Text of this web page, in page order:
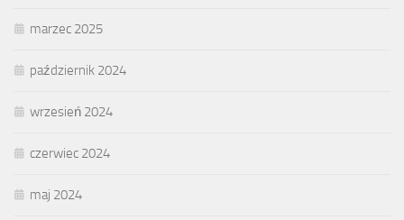
marzec 2025
październik 2024
wrzesień 2024
czerwiec 2024
maj 2024